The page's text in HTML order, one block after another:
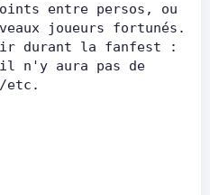
entre persos, ou
joueurs fortunés.
durant la fanfest :
aura pas de
STFU/etc.